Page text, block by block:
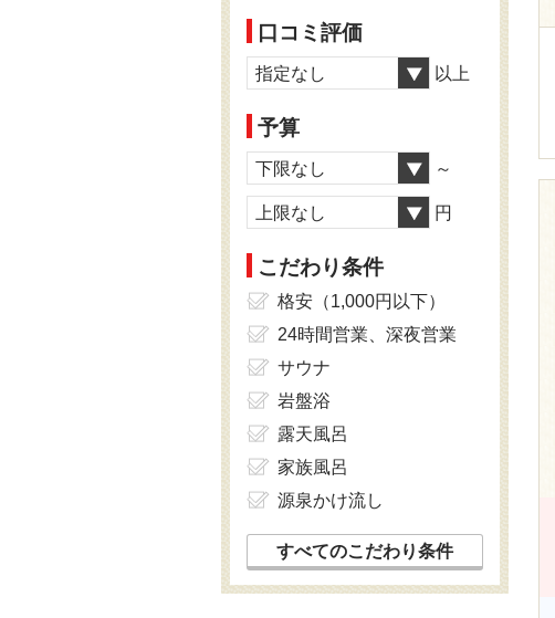
口コミ評価
指定なし 以上
予算
下限なし ～
上限なし 円
こだわり条件
格安（1,000円以下）
24時間営業、深夜営業
サウナ
岩盤浴
露天風呂
家族風呂
源泉かけ流し
すべてのこだわり条件